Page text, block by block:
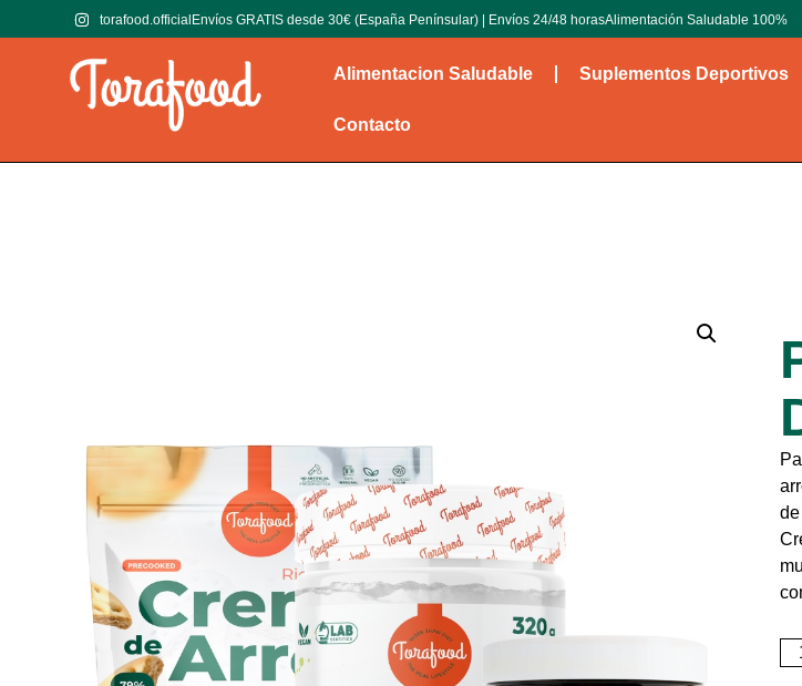
torafood.official Envíos GRATIS desde 30€ (España Penínsular) | Envíos 24/48 horasAlimentación Saludable 100%
Alimentacion Saludable Suplementos Deportivos
Contacto